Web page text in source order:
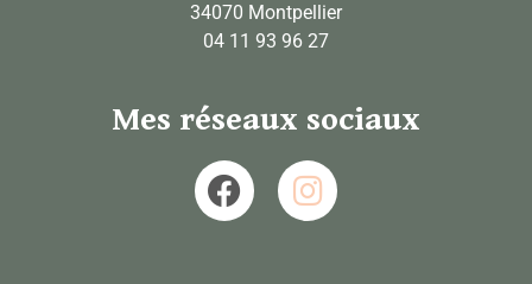
34070 Montpellier
04 11 93 96 27
Mes réseaux sociaux